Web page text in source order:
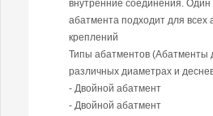
внутренние соединения. Один
абатмента подходит для всех
креплений
Типы абатментов (Абатменты
различных диаметрах и
- Двойной абатмент
- Двойной абатмент